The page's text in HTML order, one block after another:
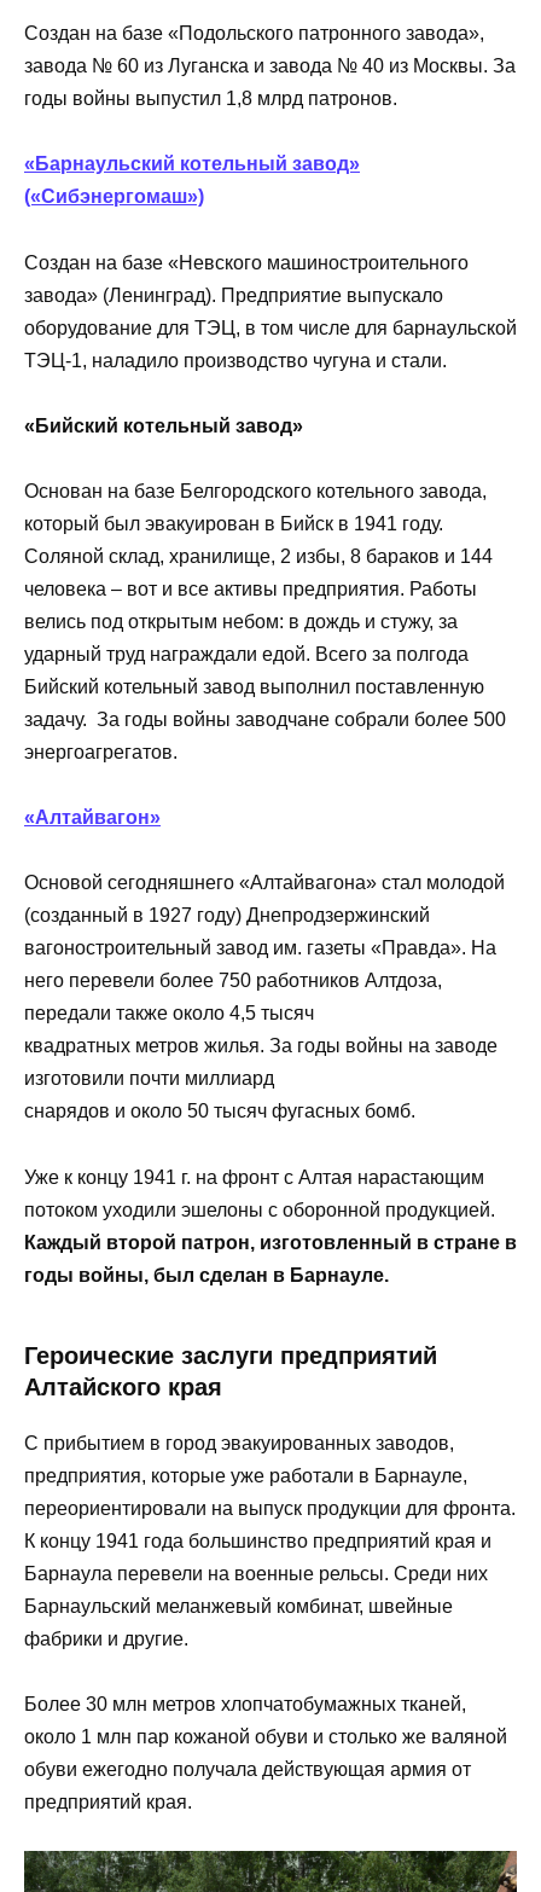
Создан на базе «Подольского патронного завода»,
завода № 60 из Луганска и завода № 40 из Москвы. За
годы войны выпустил 1,8 млрд патронов.
«Барнаульский котельный завод»
(«Сибэнергомаш»)
Создан на базе «Невского машиностроительного
завода» (Ленинград). Предприятие выпускало
оборудование для ТЭЦ, в том числе для барнаульской
ТЭЦ-1, наладило производство чугуна и стали.
«Бийский котельный завод»
Основан на базе Белгородского котельного завода,
который был эвакуирован в Бийск в 1941 году.
Соляной склад, хранилище, 2 избы, 8 бараков и 144
человека – вот и все активы предприятия. Работы
велись под открытым небом: в дождь и стужу, за
ударный труд награждали едой. Всего за полгода
Бийский котельный завод выполнил поставленную
задачу. За годы войны заводчане собрали более 500
энергоагрегатов.
«Алтайвагон»
Основой сегодняшнего «Алтайвагона» стал молодой
(созданный в 1927 году) Днепродзержинский
вагоностроительный завод им. газеты «Правда». На
него перевели более 750 работников Алтдоза,
передали также около 4,5 тысяч
квадратных метров жилья. За годы войны на заводе
изготовили почти миллиард
снарядов и около 50 тысяч фугасных бомб.
Уже к концу 1941 г. на фронт с Алтая нарастающим
потоком уходили эшелоны с оборонной продукцией.
Каждый второй патрон, изготовленный в стране в
годы войны, был сделан в Барнауле.
Героические заслуги предприятий
Алтайского края
С прибытием в город эвакуированных заводов,
предприятия, которые уже работали в Барнауле,
переориентировали на выпуск продукции для фронта.
К концу 1941 года большинство предприятий края и
Барнаула перевели на военные рельсы. Среди них
Барнаульский меланжевый комбинат, швейные
фабрики и другие.
Более 30 млн метров хлопчатобумажных тканей,
около 1 млн пар кожаной обуви и столько же валяной
обуви ежегодно получала действующая армия от
предприятий края.